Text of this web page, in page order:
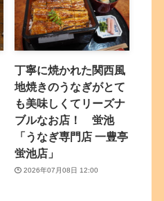
丁寧に焼かれた関西風
地焼きのうなぎがとて
も美味しくてリーズナ
ブルなお店！ 蛍池
「うなぎ専門店 一豊亭
蛍池店」
2026年07月08日 12:00